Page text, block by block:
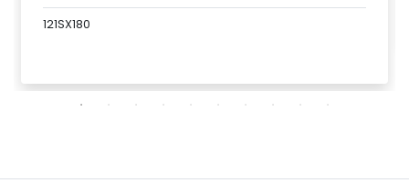
121SX180